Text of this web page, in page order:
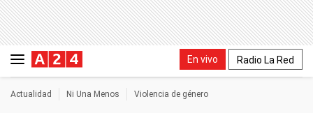
En vivo Radio La Red
Actualidad Ni Una Menos Violencia de género